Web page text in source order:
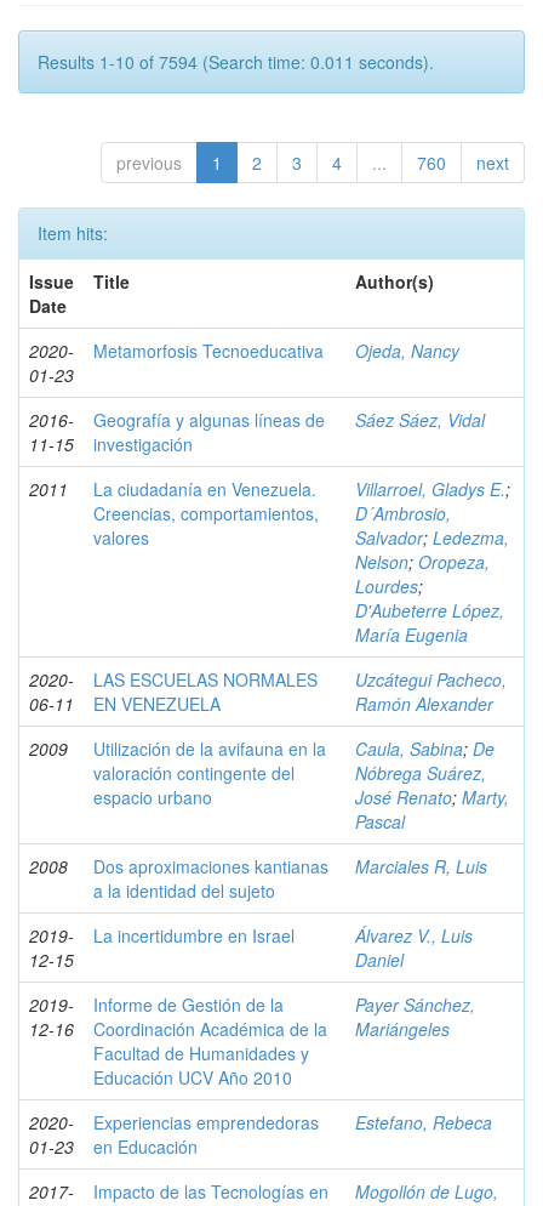
Results 1-10 of 7594 (Search time: 0.011 seconds).
previous 1 2 3 4 ... 760 next
Item hits:
Issue
Date
Title Author(s)
2020-
01-23
Metamorfosis Tecnoeducativa Ojeda, Nancy
2016-
11-15
Geografía y algunas líneas de
investigación
Sáez Sáez, Vidal
2011
La ciudadanía en Venezuela.
Creencias, comportamientos,
valores
Villarroel, Gladys E.;
D´Ambrosio,
Salvador; Ledezma,
Nelson; Oropeza,
Lourdes;
D'Aubeterre López,
María Eugenia
2020-
06-11
LAS ESCUELAS NORMALES
EN VENEZUELA
Uzcátegui Pacheco,
Ramón Alexander
2009
Utilización de la avifauna en la
valoración contingente del
espacio urbano
Caula, Sabina; De
Nóbrega Suárez,
José Renato; Marty,
Pascal
2008
Dos aproximaciones kantianas
a la identidad del sujeto
Marciales R, Luis
2019-
12-15
La incertidumbre en Israel
Álvarez V., Luis
Daniel
2019-
12-16
Informe de Gestión de la
Coordinación Académica de la
Facultad de Humanidades y
Educación UCV Año 2010
Payer Sánchez,
Mariángeles
2020-
01-23
Experiencias emprendedoras
en Educación
Estefano, Rebeca
2017-
Impacto de las Tecnologías en
Mogollón de Lugo,